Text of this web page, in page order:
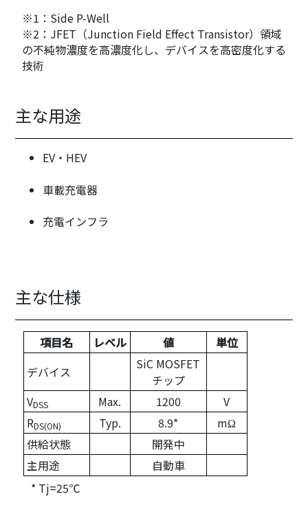
※1：Side P-Well
※2：JFET（Junction Field Effect Transistor）領域
の不純物濃度を高濃度化し、デバイスを高密度化する
技術
主な用途
EV・HEV
車載充電器
充電インフラ
主な仕様
項目名 レベル 値
単位
デバイス
SiC MOSFET
チップ
VDSS Max. 1200
V
RDS(ON) Typ. 8.9*
mΩ
供給状態
開発中
主用途
自動車
* Tj=25℃